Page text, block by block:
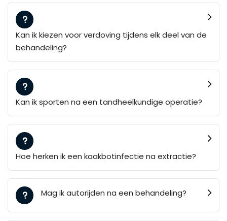
Kan ik kiezen voor verdoving tijdens elk deel van de
behandeling?
Kan ik sporten na een tandheelkundige operatie?
Hoe herken ik een kaakbotinfectie na extractie?
Mag ik autorijden na een behandeling?